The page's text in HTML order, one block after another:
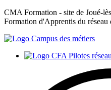
CMA Formation - site de Joué-
Formation d'Apprentis du réseau